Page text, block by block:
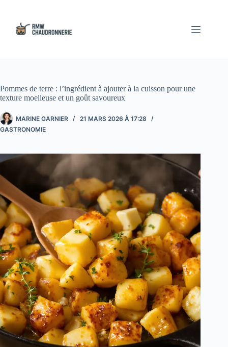
contenu
Pommes de terre : l’ingrédient à ajouter à la cuisson pour une
texture moelleuse et un goût savoureux
MARINE GARNIER
21 MARS 2026 À 17:28
GASTRONOMIE